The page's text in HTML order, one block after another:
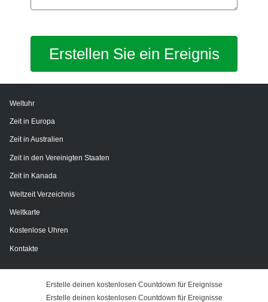
Erstellen Sie ein Ereignis
Weltuhr
Zeit in Europa
Zeit in Australien
Zeit in den Vereinigten Staaten
Zeit in Kanada
Weltzeit Verzeichnis
Weltkarte
Kostenlose Uhren
Kontakte
Erstelle deinen kostenlosen Countdown für Ereignisse
Erstelle deinen kostenlosen Countdown für Ereignisse